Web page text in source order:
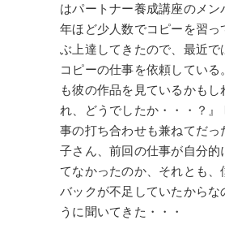
はパートナー養成講座のメン
年ほど少人数でコピーを習っ
ぶ上達してきたので、最近で
コピーの仕事を依頼している
も彼の作品を見ているかもし
れ、どうでしたか・・・？』
事の打ち合わせも兼ねてだっ
子さん、前回の仕事が自分的
てなかったのか、それとも、
バックが不足していたからな
うに聞いてきた・・・